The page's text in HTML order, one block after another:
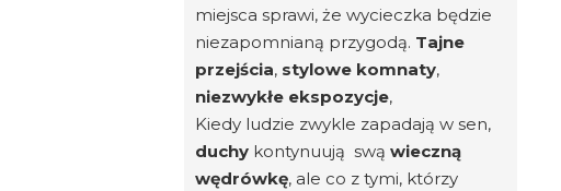
miejsca sprawi, że wycieczka będzie
niezapomnianą przygodą. Tajne
przejścia, stylowe komnaty,
niezwykłe ekspozycje,
Kiedy ludzie zwykle zapadają w sen,
duchy kontynuują swąwieczną
wędrówkę, ale co z tymi, którzy